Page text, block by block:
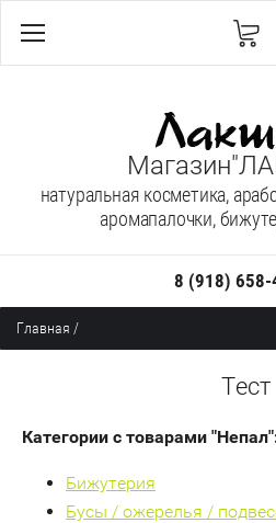
натуральная косметика,
аромапалочки,
8 (918) 658-
Главная /
Тест
Категории с товарами
Бижутерия
Бусы / ожерелья /